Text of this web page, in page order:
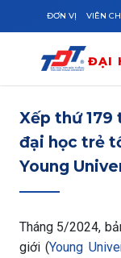
Skip to main content
ĐƠN VỊ VIÊN
ĐẠI
Xếp thứ 179
đại học trẻ
Young
Tháng 5/2024,
giới (Young